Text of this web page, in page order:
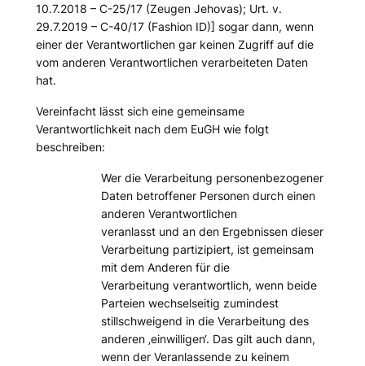
10.7.2018 – C-25/17 (Zeugen Jehovas); Urt. v.
29.7.2019 – C-40/17 (Fashion ID)] sogar dann, wenn
einer der Verantwortlichen gar keinen Zugriff auf die
vom anderen Verantwortlichen verarbeiteten Daten
hat.
Vereinfacht lässt sich eine gemeinsame
Verantwortlichkeit nach dem EuGH wie folgt
beschreiben:
Wer die Verarbeitung personenbezogener
Daten betroffener Personen durch einen
anderen Verantwortlichen
veranlasst und an den Ergebnissen dieser
Verarbeitung partizipiert, ist gemeinsam
mit dem Anderen für die
Verarbeitung verantwortlich, wenn beide
Parteien wechselseitig zumindest
stillschweigend in die Verarbeitung des
anderen ‚einwilligen‘. Das gilt auch dann,
wenn der Veranlassende zu keinem